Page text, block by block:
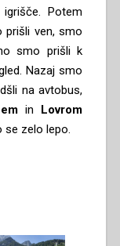
Potem
prišli ven, smo
smo prišli k
Nazaj smo
na avtobus,
in Lovrom
se zelo lepo.